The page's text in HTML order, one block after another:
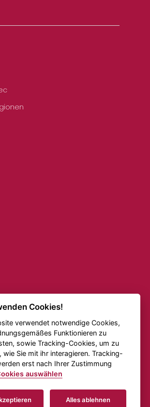
Fahrplänen Online-Verkehr
Cookies!
verwendet notwendige Cookies,
Funktionieren zu
sowie Tracking-Cookies, um zu
wie Sie mit ihr interagieren. Tracking-
erst nach Ihrer Zustimmung
auswählen
Alles ablehnen